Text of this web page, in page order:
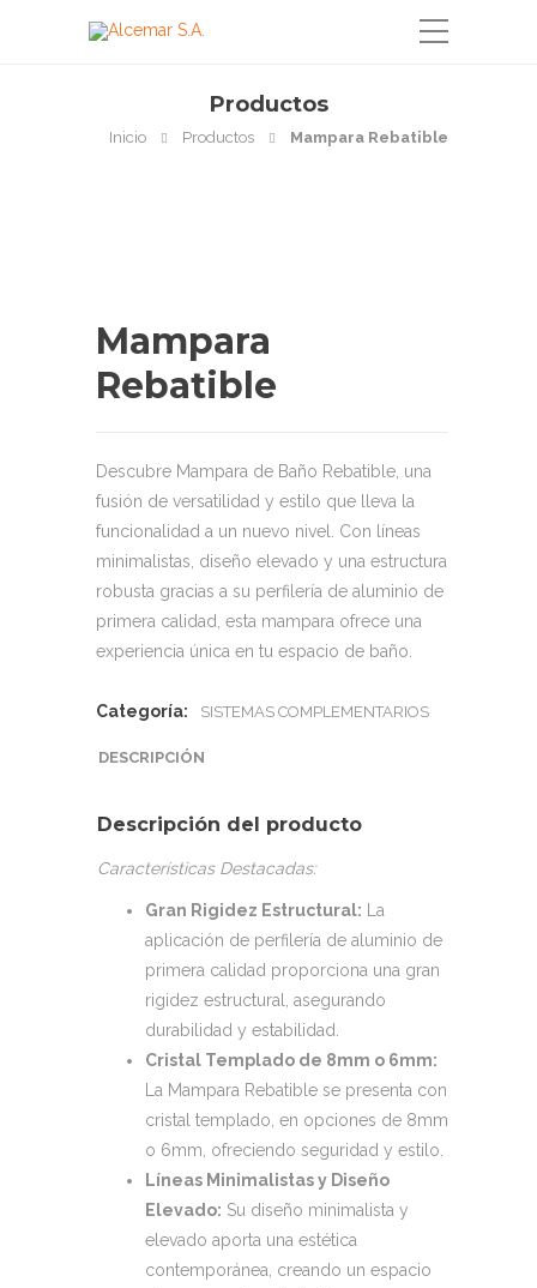
Productos
Inicio Productos Mampara Rebatible
Mampara
Rebatible
Descubre Mampara de Baño Rebatible, una
fusión de versatilidad y estilo que lleva la
funcionalidad a un nuevo nivel. Con líneas
minimalistas, diseño elevado y una estructura
robusta gracias a su perfilería de aluminio de
primera calidad, esta mampara ofrece una
experiencia única en tu espacio de baño.
Categoría: SISTEMAS COMPLEMENTARIOS
DESCRIPCIÓN
Descripción del producto
Características Destacadas:
Gran Rigidez Estructural: La
aplicación de perfilería de aluminio de
primera calidad proporciona una gran
rigidez estructural, asegurando
durabilidad y estabilidad.
Cristal Templado de 8mm o 6mm:
La Mampara Rebatible se presenta con
cristal templado, en opciones de 8mm
o 6mm, ofreciendo seguridad y estilo.
Líneas Minimalistas y Diseño
Elevado: Su diseño minimalista y
elevado aporta una estética
contemporánea, creando un espacio